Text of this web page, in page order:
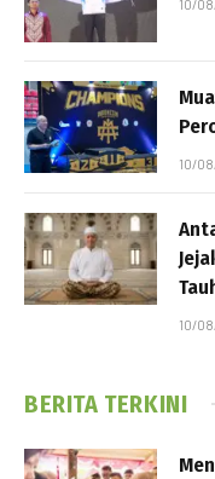
10/
10/
10/
BERITA TERKINI